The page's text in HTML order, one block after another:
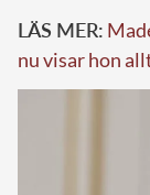
LÄS MER:
nu visar hon